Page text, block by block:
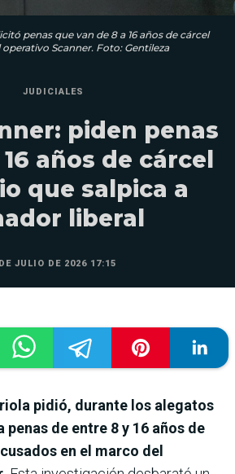
penas que van de 8 a 16 años de cárcel
Scanner. Foto: Gentileza
JUDICIALES
piden penas
años de cárcel
que salpica a
liberal
JULIO DE 2026 17:15
pidió, durante los alegatos
penas de entre 8 y 16 años de
en el marco del